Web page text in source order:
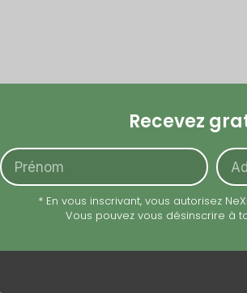
Recevez
Prénom
e-
mail
* En vous inscrivant, vous autorisez
Vous pouvez vous désinscrire à